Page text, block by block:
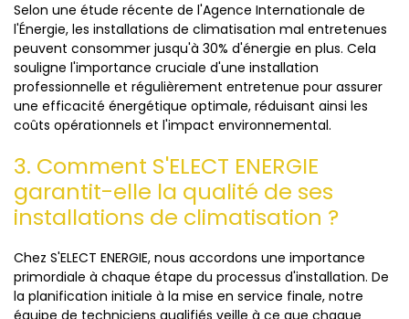
Selon une étude récente de l'Agence Internationale de
l'Énergie, les installations de climatisation mal entretenues
peuvent consommer jusqu'à 30% d'énergie en plus. Cela
souligne l'importance cruciale d'une installation
professionnelle et régulièrement entretenue pour assurer
une efficacité énergétique optimale, réduisant ainsi les
coûts opérationnels et l'impact environnemental.
3. Comment S'ELECT ENERGIE
garantit-elle la qualité de ses
installations de climatisation ?
Chez S'ELECT ENERGIE, nous accordons une importance
primordiale à chaque étape du processus d'installation. De
la planification initiale à la mise en service finale, notre